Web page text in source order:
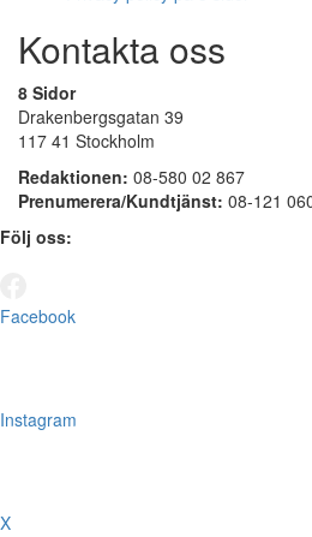
Kontakta oss
8 Sidor
Drakenbergsgatan 39
117 41 Stockholm
Redaktionen: 08-580 02 867
Prenumerera/Kundtjänst: 08-121
Följ oss:
Facebook
Instagram
X